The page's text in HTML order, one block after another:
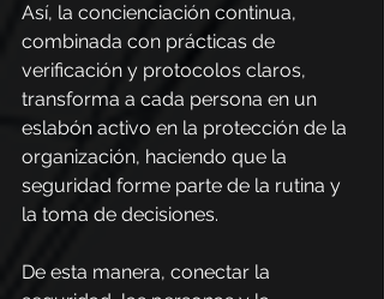
Así, la concienciación continua,
combinada con prácticas de
verificación y protocolos claros,
transforma a cada persona en un
eslabón activo en la protección de la
organización, haciendo que la
seguridad forme parte de la rutina y
la toma de decisiones.
De esta manera, conectar la